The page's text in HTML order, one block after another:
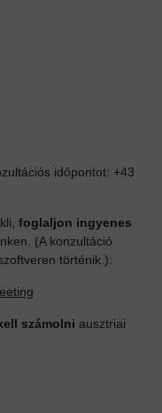
időpontot: +43
foglaljon ingyenes
(A konzultáció
történik.):
számolni ausztriai